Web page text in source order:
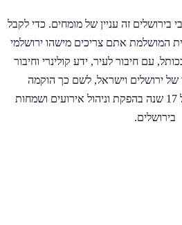
זה עניין של מומחים. כדי לקבל
המושלמת אתם צריכים מישהו ירושלמי
עם חיבור לעיר, ידע קולינרי וחיבור
של ירושלים וישראל, לשם כך הוקמה
AM:EM, עם ניסיון של מעל 17 שנה בהפקת וניהול אירועים ושמחות
בירושלים.